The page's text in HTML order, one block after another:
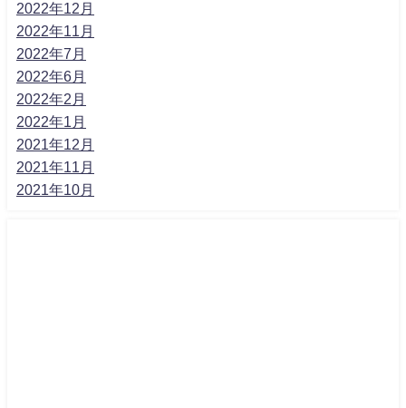
2022年12月
2022年11月
2022年7月
2022年6月
2022年2月
2022年1月
2021年12月
2021年11月
2021年10月